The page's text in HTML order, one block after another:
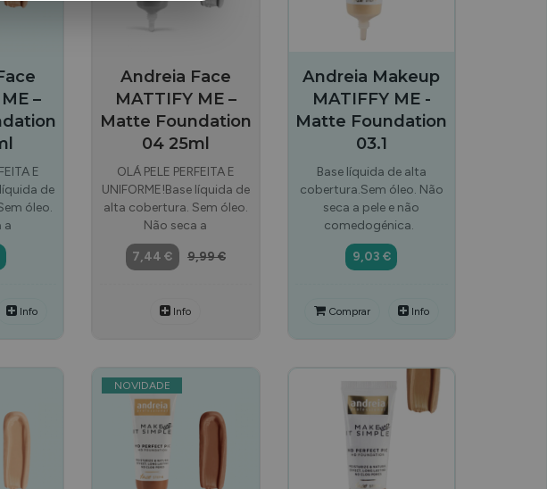
–
E
líquida de
óleo.
a
Info
Andreia Face
MATTIFY ME –
Matte Foundation
04 25ml
OLÁ PELE PERFEITA E
UNIFORME!Base líquida de
alta cobertura. Sem óleo.
Não seca a
7,44 € 9,99 €
Info
Andreia Makeup
MATIFFY ME -
Matte Foundation
03.1
Base líquida de alta
cobertura.Sem óleo. Não
seca a pele e não
comedogénica.
9,03 €
Comprar Info
NOVIDADE